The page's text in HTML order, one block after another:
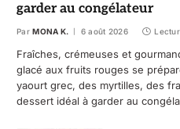
garder au congélateur
Par MONA K. 6 août 2026
Fraîches, crémeuses et
glacé aux fruits rouges se
yaourt grec, des myrtilles, des
dessert idéal à garder au